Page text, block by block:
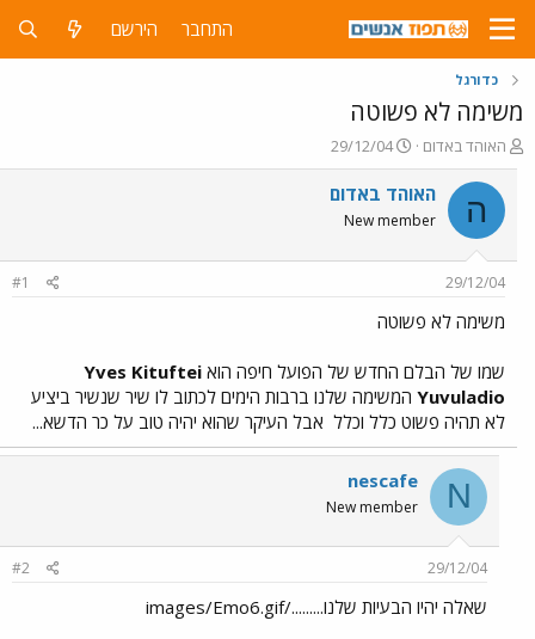
התחבר הירשם
כדורגל
משימה לא פשוטה
פ
ו
ת
ח
ה
ש
א
האוהד באדום
פ
ו
ר
ם
ר
29/12/04
ה האוהד באדום
New member
29/12/04
#1
משימה לא פשוטה
שמו של הבלם החדש של הפועל חיפה הוא Yves Kituftei
Yuvuladio המשימה שלנו ברבות הימים לכתוב לו שיר שנשיר ביציע
לא תהיה פשוט כלל וכלל אבל העיקר שהוא יהיה טוב על כר הדשא...
N
nescafe
New member
29/12/04
#2
שאלה יהיו הבעיות שלנו........./images/Emo6.gif